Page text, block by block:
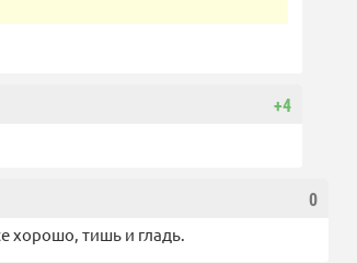
+4
0
хорошо, тишь и гладь.